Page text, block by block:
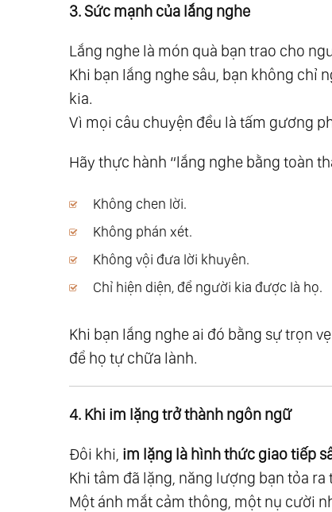
51.Nhóm 4: Giải Ngộ Về Đời Sống -
Giải Ngộ 21: Về Đạo Và Đời
53.
Giải Ngộ 22: Về Thế Giới Bên
54.
55. Giải Ngộ 24: Về Lẽ Sống - Tìm
57.Giải Ngộ 26: Về Sức Khỏe - Khi
58. Nhóm 5: Giải Ngộ Triết Lý - Bản
Giải Ngộ 27: Về Thời Gian
Giải Ngộ 28: Về Thiên Đường
61.Giải Ngộ 29: Về Nhị Nguyên - Âm
62.Giải Ngộ 30: Về Tam Nguyên
64.Giải Ngộ 32: Về Đạo - Tính
65.
Giải Ngộ 33: Các Trạng Thái Của
67. Giải Ngộ 35: Các Quy Luật Vũ Trụ
68.Giải Ngộ 36: Vũ Trụ & Con Người
69.Giải Ngộ 37: Luật Của Một
70.Giải Ngộ 38: Mọi Con Đường Đều
3. Sức mạnh của lắng nghe
Lắng nghe là món quà bạn trao cho
Khi bạn lắng nghe sâu, bạn không chỉ
kia.
Vì mọi câu chuyện đều là tấm gương
Hãy thực hành “lắng nghe bằng toàn
Không chen lời.
Không phán xét.
Không vội đưa lời khuyên.
Chỉ hiện diện, để người kia được là họ.
Khi bạn lắng nghe ai đó bằng sự trọn
để họ tự chữa lành.
4. Khi im lặng trở thành ngôn ngữ
Đôi khi, im lặng là hình thức giao tiếp
Khi tâm đã lặng, năng lượng bạn tỏa
Một ánh mắt cảm thông, một nụ cười